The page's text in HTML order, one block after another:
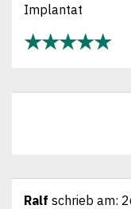
Implantat
★★★★★
Ralf schrieb am: